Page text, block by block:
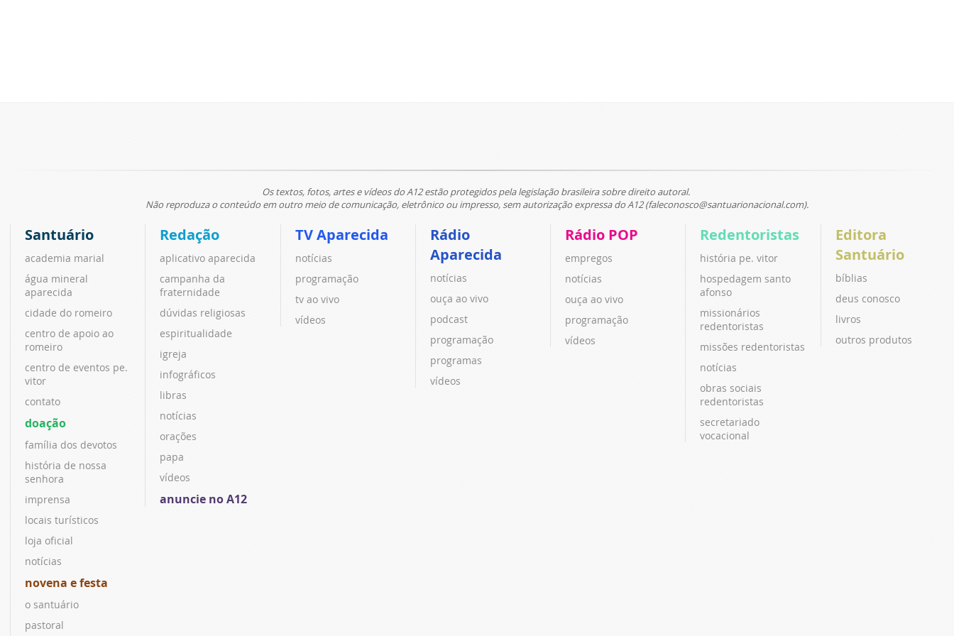
Os textos, fotos, artes e vídeos do A12 estão protegidos pela legislação brasileira sobre direito autoral.
Não reproduza o conteúdo em outro meio de comunicação, eletrônico ou impresso, sem autorização expressa do A12 (faleconosco@santuarionacional.com).
Santuário
academia marial
água mineral
aparecida
cidade do romeiro
centro de apoio ao
romeiro
centro de eventos pe.
vitor
contato
doação
família dos devotos
história de nossa
senhora
imprensa
locais turísticos
loja oficial
notícias
novena e festa
o santuário
pastoral
Redação
aplicativo aparecida
campanha da
fraternidade
dúvidas religiosas
espiritualidade
igreja
infográficos
libras
notícias
orações
papa
vídeos
anuncie no A12
TV Aparecida
notícias
programação
tv ao vivo
vídeos
Rádio
Aparecida
notícias
ouça ao vivo
podcast
programação
programas
vídeos
Rádio POP
empregos
notícias
ouça ao vivo
programação
vídeos
Redentoristas
história pe. vitor
hospedagem santo
afonso
missionários
redentoristas
missões redentoristas
notícias
obras sociais
redentoristas
secretariado
vocacional
Editora
Santuário
bíblias
deus conosco
livros
outros produtos